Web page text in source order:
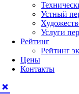
Устный
Услуги
Рейтинг
Рейтинг
Цены
Контакты